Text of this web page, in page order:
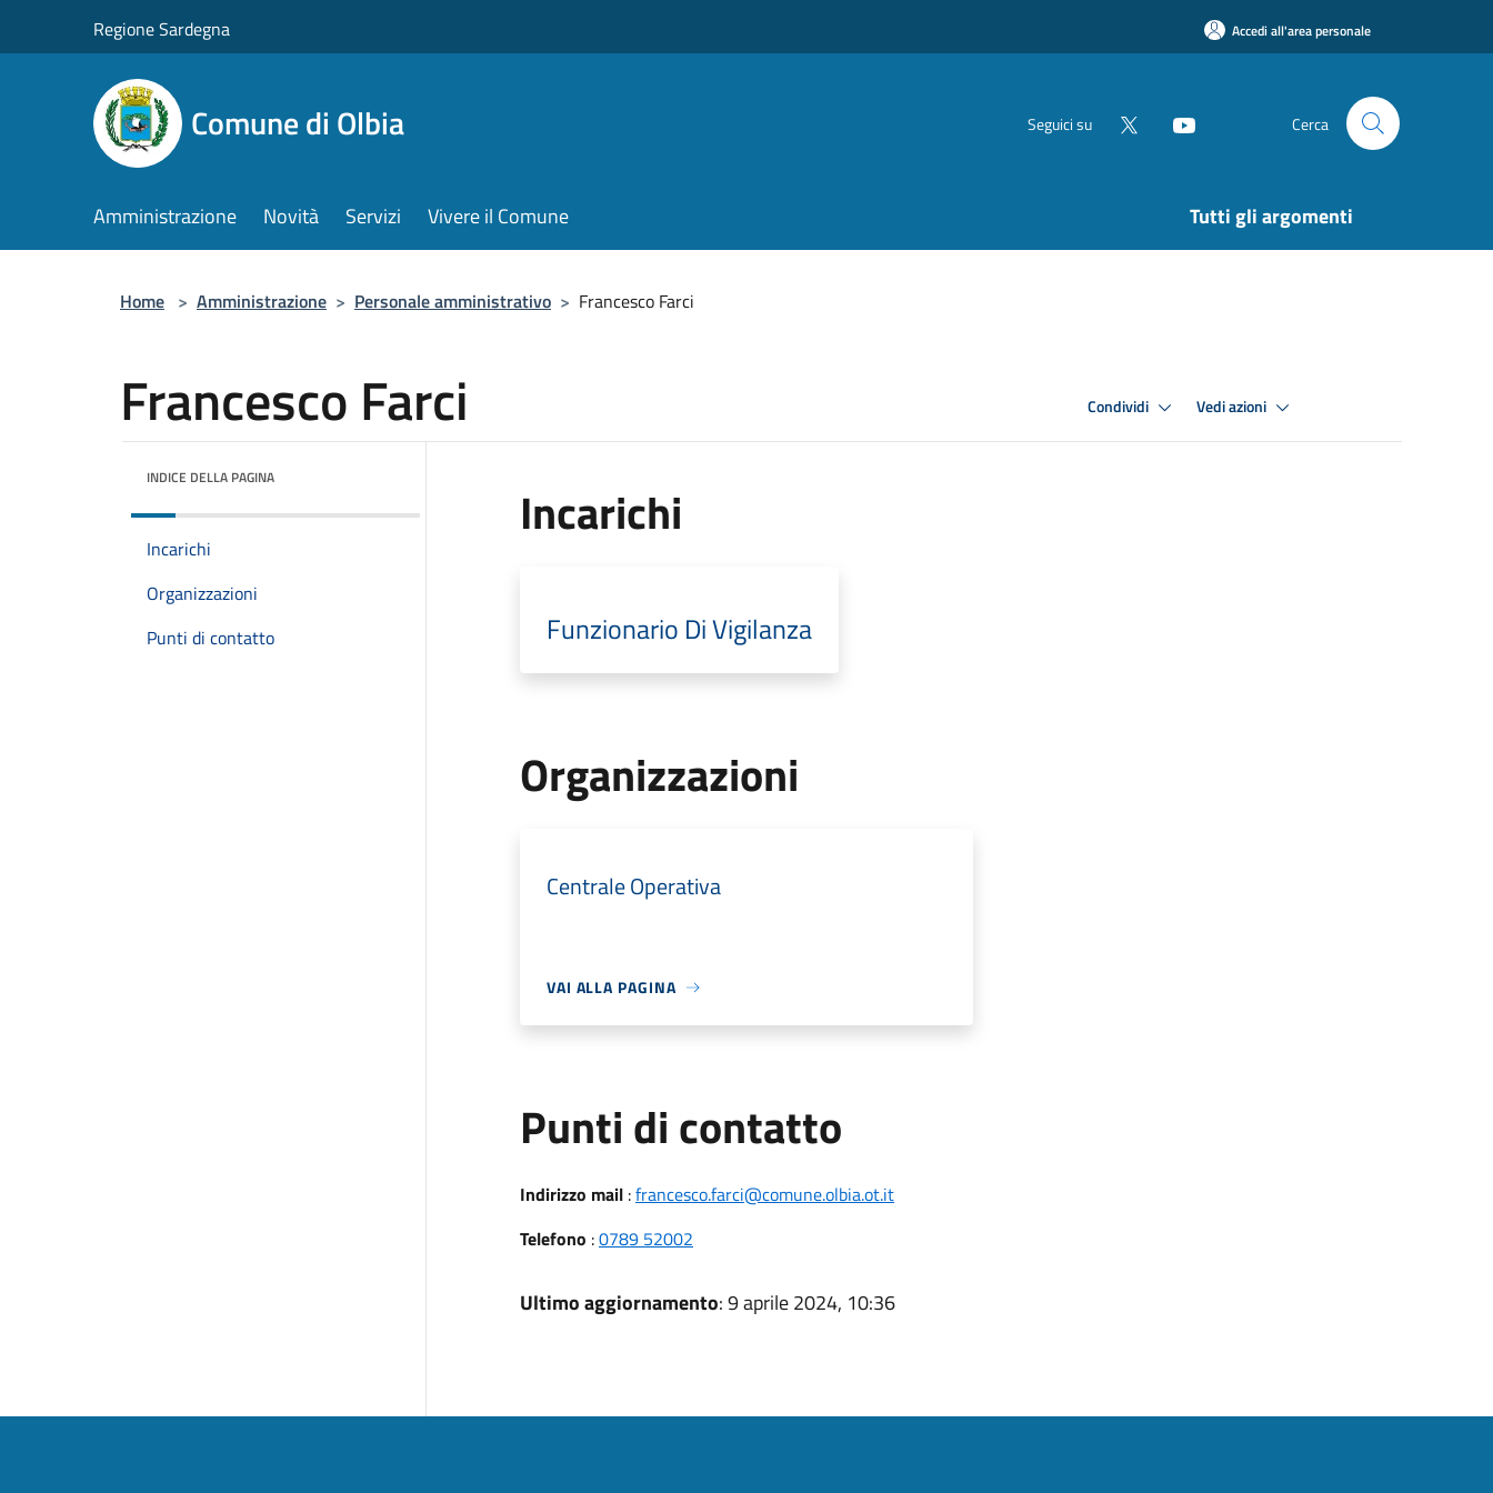
Regione Sardegna Accedi all'area personale
Comune di Olbia Seguici su Cerca
Amministrazione Novità Servizi Vivere il Comune Tutti gli argomenti
Home > Amministrazione > Personale amministrativo > Francesco Farci
Francesco Farci Condividi Vedi azioni
INDICE DELLA PAGINA
Incarichi
Organizzazioni
Punti di contatto
Incarichi
Funzionario Di Vigilanza
Organizzazioni
Centrale Operativa
VAI ALLA PAGINA
Punti di contatto
Indirizzo mail:francesco.farci@comune.olbia.ot.it
Telefono :0789 52002
Ultimo aggiornamento: 9 aprile 2024, 10:36